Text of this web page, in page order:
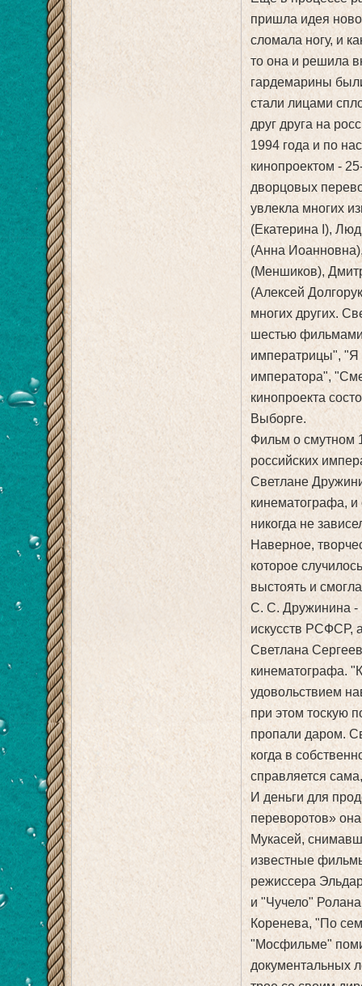
пришла идея
сломала ногу, и
то она и решила
гардемарины
стали лицами
друг друга на
1994 года и по
кинопроектом -
дворцовых
увлекла многих
(Екатерина I),
(Анна
(Меншиков),
(Алексей
многих других.
шестью
императрицы", "Я
императора",
кинопроекта
Выборге.
Фильм о смутном
российских
Светлане
кинематографа, и
никогда не
Наверное,
которое
выстоять и
С. С. Дружинина -
искусств РСФСР,
Светлана
кинематографа.
удовольствием
при этом тоскую
пропали даром.
когда в
справляется
И деньги для
переворотов»
Мукасей,
известные
режиссера
и "Чучело"
Коренева, "По
"Мосфильме"
документальных